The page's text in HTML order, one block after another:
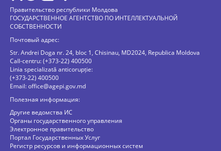
Правительство республики Молдова
ГОСУДАРСТВЕННОЕ АГЕНТСТВО ПО ИНТЕЛЛЕКТУАЛЬНОЙ
СОБСТВЕННОСТИ
Почтовый адрес:
Str. Andrei Doga nr. 24, bloc 1, Chisinau, MD2024, Republica Moldova
Call-centru: (+373-22) 400500
Linia specializată anticorupție:
(+373-22) 400500
Email:office@agepi.gov.md
Полезная информация:
Другие ведомства ИС
Органы государственного управления
Электронное правительство
Портал Государственных Услуг
Регистр ресурсов и информационных систем